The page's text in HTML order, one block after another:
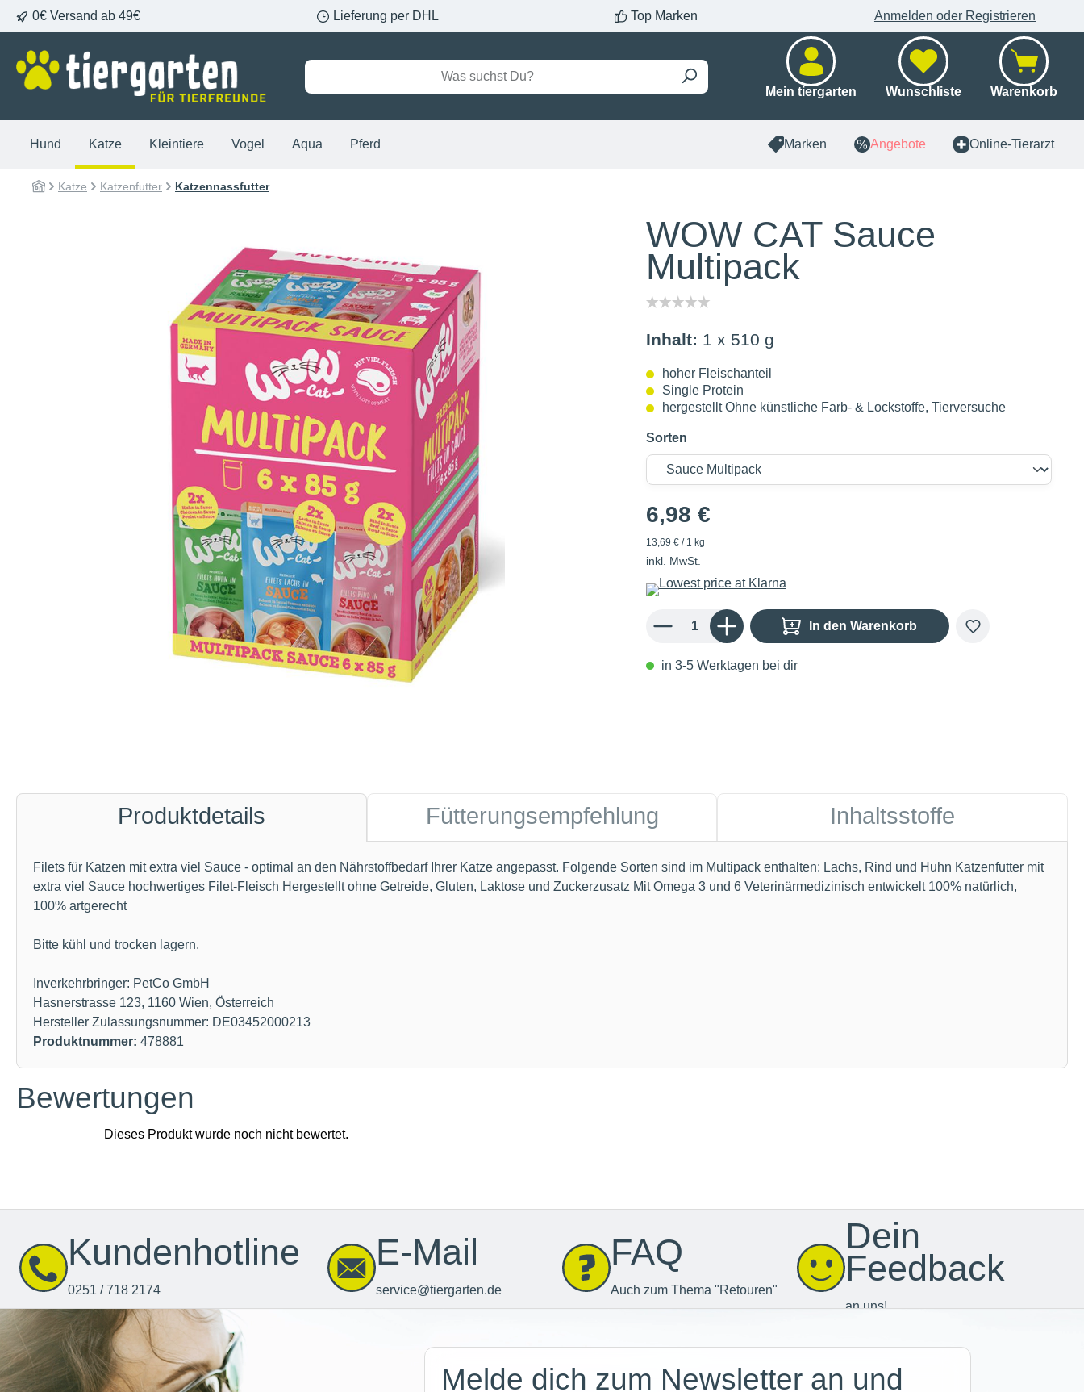
Zur Hauptnavigation springen
0€ Versand ab 49€ Lieferung per DHL Top Marken Anmelden oder Registrieren
Mein tiergarten Wunschliste Warenkorb
Hund Katze Kleintiere Vogel Aqua Pferd Marken Angebote Online-Tierarzt
Katze Katzenfutter Katzennassfutter
WOW CAT Sauce
Multipack
Inhalt: 1 x 510 g
hoher Fleischanteil
Single Protein
hergestellt Ohne künstliche Farb- & Lockstoffe, Tierversuche
Sorten
6,98 €
13,69 € / 1 kg
inkl. MwSt.
Produkt Anzahl: Gib den gewünschten Wert ein oder benutze die Schaltflächen um die Anzahl zu
In den Warenkorb
in 3-5 Werktagen bei dir
Produktdetails Fütterungsempfehlung Inhaltsstoffe
Filets für Katzen mit extra viel Sauce - optimal an den Nährstoffbedarf Ihrer Katze angepasst. Folgende Sorten sind im Multipack enthalten: Lachs, Rind und Huhn Katzenfutter mit
extra viel Sauce hochwertiges Filet-Fleisch Hergestellt ohne Getreide, Gluten, Laktose und Zuckerzusatz Mit Omega 3 und 6 Veterinärmedizinisch entwickelt 100% natürlich,
100% artgerecht
Bitte kühl und trocken lagern.
Inverkehrbringer: PetCo GmbH
Hasnerstrasse 123, 1160 Wien, Österreich
Hersteller Zulassungsnummer: DE03452000213
Produktnummer: 478881
Bewertungen
Kundenhotline
0251 / 718 2174
E-Mail
service@tiergarten.de
FAQ
Auch zum Thema "Retouren"
Dein
Feedback
an uns!
Melde dich zum Newsletter an und